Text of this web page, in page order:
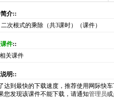
介::
次根式的乘除（共3课时）（课件）
件::
关课件
明::
达到最快的下载速度，推荐使用网际快车
您发现该课件不能下载，请通知管理员或